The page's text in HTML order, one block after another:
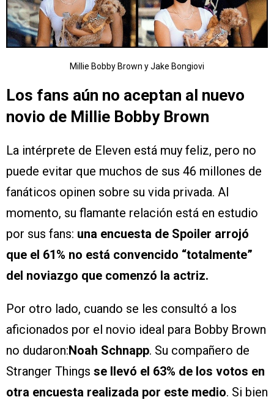
Millie Bobby Brown y Jake Bongiovi
Los fans aún no aceptan al nuevo
novio de Millie Bobby Brown
La intérprete de Eleven está muy feliz, pero no
puede evitar que muchos de sus 46 millones de
fanáticos opinen sobre su vida privada. Al
momento, su flamante relación está en estudio
por sus fans: una encuesta de Spoiler arrojó
que el 61% no está convencido “totalmente”
del noviazgo que comenzó la actriz.
Por otro lado, cuando se les consultó a los
aficionados por el novio ideal para Bobby Brown
no dudaron:Noah Schnapp. Su compañero de
Stranger Things se llevó el 63% de los votos en
otra encuesta realizada por este medio. Si bien